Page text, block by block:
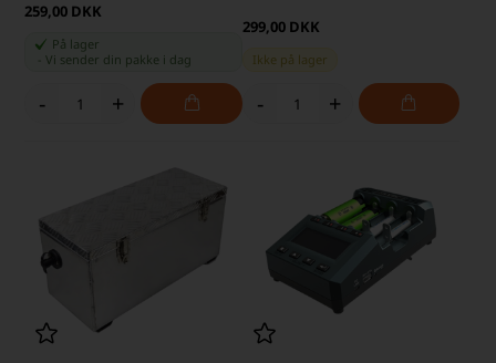
259,00 DKK
På lager
-Vi sender din pakke i dag
- +
299,00 DKK
Ikke på lager
- +